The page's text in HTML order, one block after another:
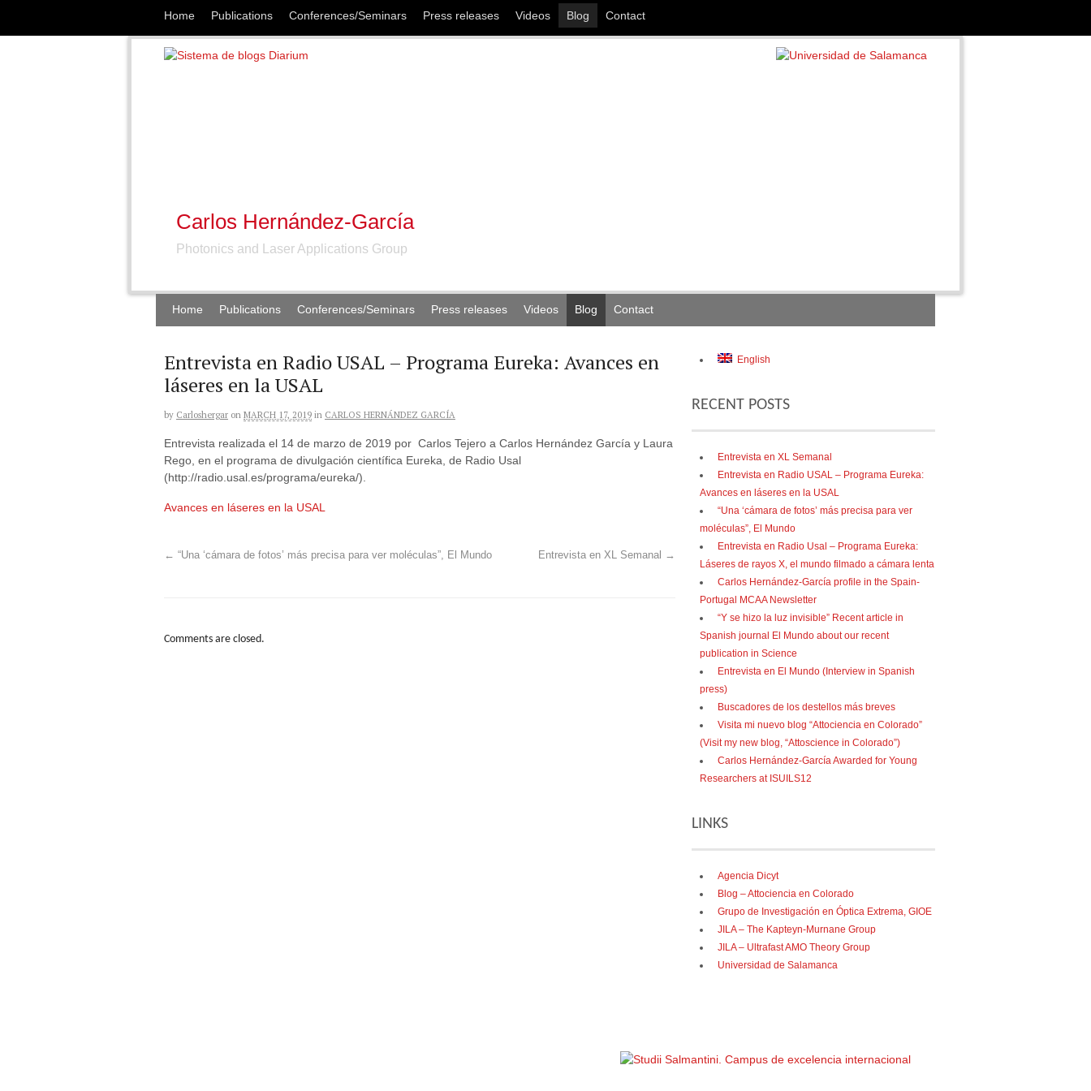
Home Publications Conferences/Seminars Press releases Videos Blog Contact
Carlos Hernández-García
Photonics and Laser Applications Group
Home Publications Conferences/Seminars Press releases Videos Blog Contact
Entrevista en Radio USAL – Programa Eureka: Avances en
láseres en la USAL
by Carloshergar on MARCH 17, 2019 in CARLOS HERNÁNDEZ GARCÍA
Entrevista realizada el 14 de marzo de 2019 por Carlos Tejero a Carlos Hernández García y Laura
Rego, en el programa de divulgación científica Eureka, de Radio Usal
(http://radio.usal.es/programa/eureka/).
Avances en láseres en la USAL
← “Una ‘cámara de fotos’ más precisa para ver moléculas”, El Mundo Entrevista en XL Semanal →
Comments are closed.
English
RECENT POSTS
Entrevista en XL Semanal
Entrevista en Radio USAL – Programa Eureka:
Avances en láseres en la USAL
“Una ‘cámara de fotos’ más precisa para ver
moléculas”, El Mundo
Entrevista en Radio Usal – Programa Eureka:
Láseres de rayos X, el mundo filmado a cámara lenta
Carlos Hernández-García profile in the Spain-
Portugal MCAA Newsletter
“Y se hizo la luz invisible” Recent article in
Spanish journal El Mundo about our recent
publication in Science
Entrevista en El Mundo (Interview in Spanish
press)
Buscadores de los destellos más breves
Visita mi nuevo blog “Attociencia en Colorado”
(Visit my new blog, “Attoscience in Colorado”)
Carlos Hernández-García Awarded for Young
Researchers at ISUILS12
LINKS
Agencia Dicyt
Blog – Attociencia en Colorado
Grupo de Investigación en Óptica Extrema, GIOE
JILA – The Kapteyn-Murnane Group
JILA – Ultrafast AMO Theory Group
Universidad de Salamanca